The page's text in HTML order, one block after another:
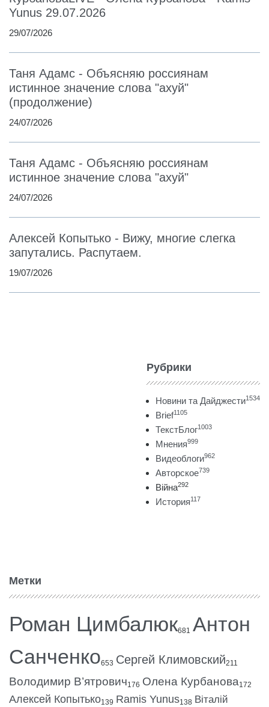
Yunus 29.07.2026
29/07/2026
Таня Адамс - Объясняю россиянам
истинное значение слова "ахуй"
(продолжение)
24/07/2026
Таня Адамс - Объясняю россиянам
истинное значение слова "ахуй"
24/07/2026
Алексей Копытько - Вижу, многие слегка
запутались. Распутаем.
19/07/2026
Рубрики
Новини та Дайджести1534
Brief1105
ТекстБлог1003
Мнения999
Видеоблоги962
Авторское739
Війна292
История117
Метки
Роман Цимбалюк681 Антон
Санченко653 Сергей Климовский211
Володимир В’ятрович176 Олена Курбанова172
Алексей Копытько139 Ramis Yunus138 Віталій